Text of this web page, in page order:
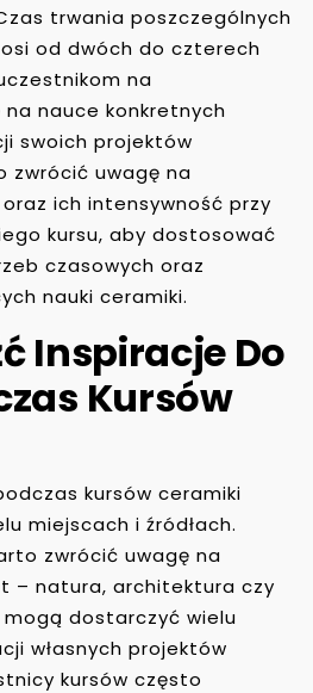
trwania poszczególnych
od dwóch do czterech
na
nauce konkretnych
swoich projektów
zwrócić uwagę na
ich intensywność przy
kursu, aby dostosować
czasowych oraz
nauki ceramiki.
Inspiracje Do
Kursów
kursów ceramiki
miejscach i źródłach.
zwrócić uwagę na
– natura, architektura czy
mogą dostarczyć wielu
własnych projektów
kursów często